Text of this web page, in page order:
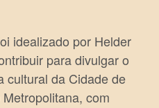
idealizado por Helder
para divulgar o
cultural da Cidade de
com